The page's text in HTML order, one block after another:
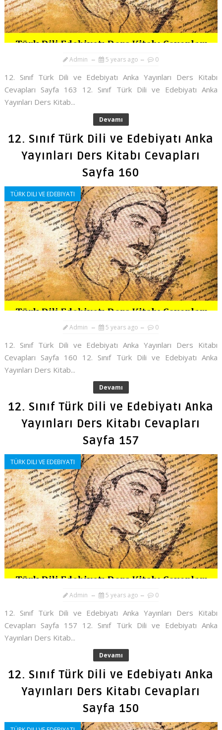
Admin 5 years ago 0
12. Sınıf Türk Dili ve Edebiyatı Anka Yayınları Ders Kitabı
Cevapları Sayfa 163 12. Sınıf Türk Dili ve Edebiyatı Anka
Yayınları Ders Kitab...
Devamı
12. Sınıf Türk Dili ve Edebiyatı Anka
Yayınları Ders Kitabı Cevapları
Sayfa 160
TÜRK DILI VE EDEBIYATI
Admin 5 years ago 0
12. Sınıf Türk Dili ve Edebiyatı Anka Yayınları Ders Kitabı
Cevapları Sayfa 160 12. Sınıf Türk Dili ve Edebiyatı Anka
Yayınları Ders Kitab...
Devamı
12. Sınıf Türk Dili ve Edebiyatı Anka
Yayınları Ders Kitabı Cevapları
Sayfa 157
TÜRK DILI VE EDEBIYATI
Admin 5 years ago 0
12. Sınıf Türk Dili ve Edebiyatı Anka Yayınları Ders Kitabı
Cevapları Sayfa 157 12. Sınıf Türk Dili ve Edebiyatı Anka
Yayınları Ders Kitab...
Devamı
12. Sınıf Türk Dili ve Edebiyatı Anka
Yayınları Ders Kitabı Cevapları
Sayfa 150